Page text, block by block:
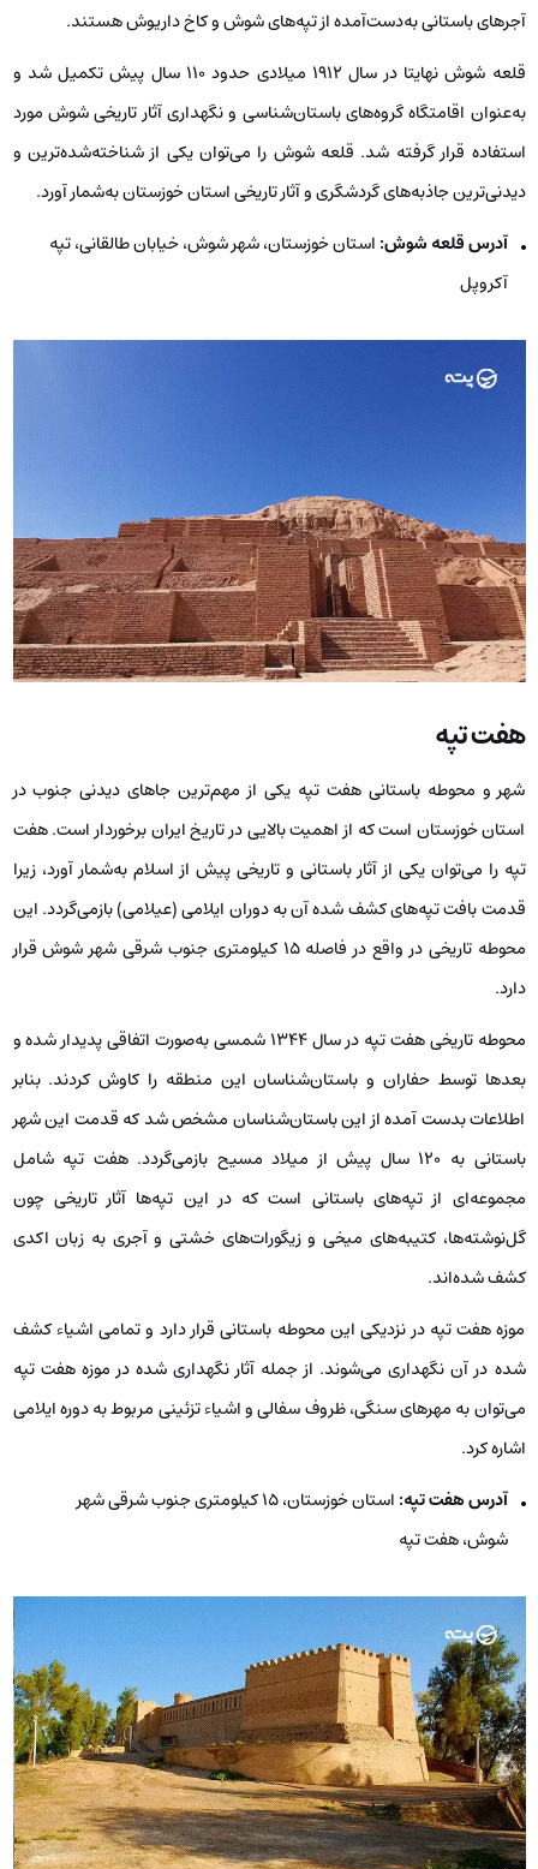
آجرهای باستانی به‌دست‌آمده از تپه‌های شوش و کاخ داریوش هستند.
قلعه شوش نهایتا در سال ۱۹۱۲ میلادی حدود 110 سال پیش تکمیل شد و
به‌عنوان اقامتگاه گروه‌های باستان‌شناسی و نگهداری آثار تاریخی شوش مورد
استفاده قرار گرفته شد. قلعه شوش را می‌توان یکی از شناخته‌شده‌ترین و
دیدنی‌ترین جاذبه‌های گردشگری و آثار تاریخی استان خوزستان به‌شمار آورد.
آدرس قلعه شوش: استان خوزستان، شهر شوش، خیابان طالقانی، تپه
آکروپل
هفت تپه
شهر و محوطه باستانی هفت تپه یکی از مهم‌ترین جاهای دیدنی جنوب در
استان خوزستان است که از اهمیت بالایی در تاریخ ایران برخوردار است. هفت
تپه را می‌توان یکی از آثار باستانی و تاریخی پیش از اسلام به‌شمار آورد، زیرا
قدمت بافت تپه‌های کشف شده آن به دوران ایلامی (عیلامی) بازمی‌گردد. این
محوطه تاریخی در واقع در فاصله ۱۵ کیلومتری جنوب شرقی شهر شوش قرار
دارد.
محوطه تاریخی هفت تپه در سال 1344 شمسی به‌صورت اتفاقی پدیدار شده و
بعدها توسط حفاران و باستان‌شناسان این منطقه را کاوش کردند. بنابر
اطلاعات بدست آمده از این باستان‌شناسان مشخص شد که قدمت این شهر
باستانی به 120 سال پیش از میلاد مسیح بازمی‌گردد. هفت تپه شامل
مجموعه‌ای از تپه‌های باستانی است که در این تپه‌ها آثار تاریخی چون
گل‌نوشته‌ها، کتیبه‌های میخی و زیگورات‌های خشتی و آجری به زبان اکدی
کشف شده‌اند.
موزه هفت تپه در نزدیکی این محوطه باستانی قرار دارد و تمامی اشیاء کشف
شده در آن نگهداری می‌شوند. از جمله آثار نگهداری شده در موزه هفت تپه
می‌توان به مهرهای سنگی، ظروف سفالی و اشیاء تزئینی مربوط به دوره ایلامی
اشاره کرد.
آدرس هفت تپه:
استان خوزستان، 15 کیلومتری جنوب شرقی شهر
شوش، هفت تپه